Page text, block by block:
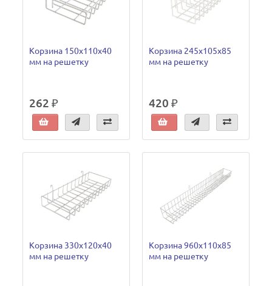
Корзина 150х110х40
мм на решетку
262 ₽
Корзина 245х105х85
мм на решетку
420 ₽
Корзина 330х120х40
мм на решетку
Корзина 960х110х85
мм на решетку